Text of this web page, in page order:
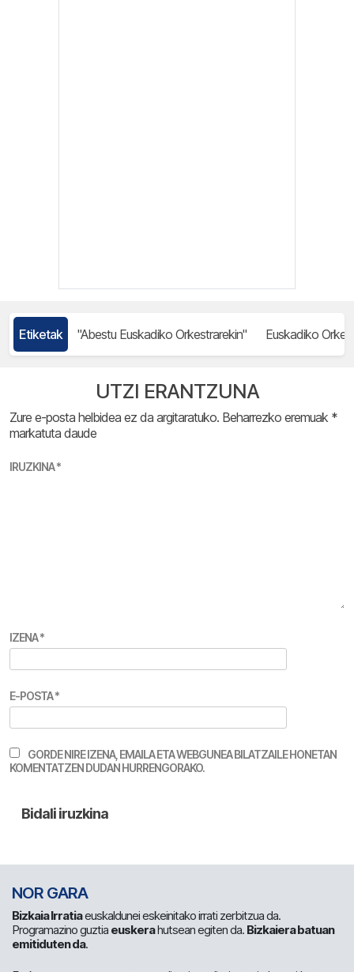
Etiketak "Abestu Euskadiko Orkestrarekin" Euskadiko
UTZI ERANTZUNA
Zure e-posta helbidea ez da argitaratuko. Beharrezko eremuak *
markatuta daude
IRUZKINA*
IZENA*
E-POSTA*
GORDE NIRE IZENA, EMAILA ETA WEBGUNEA BILATZAILE HONETAN
KOMENTATZEN DUDAN HURRENGORAKO.
NOR GARA
Bizkaia Irratiaeuskaldunei eskeinitako irrati zerbitzua da.
Programazino guztia euskerahutsean egiten da. Bizkaiera batuan
emitiduten da.